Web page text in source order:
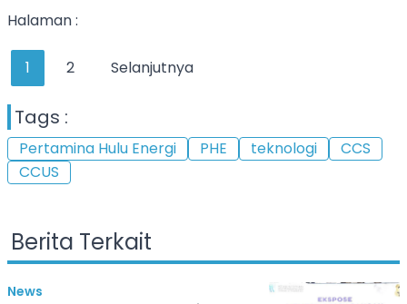
Halaman :
1 2 Selanjutnya
Tags :
Pertamina Hulu Energi PHE teknologi
CCS
CCUS
Berita Terkait
News